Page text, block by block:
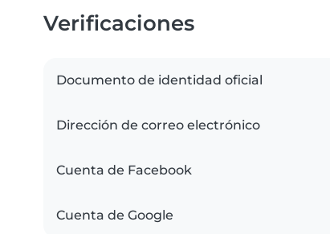
Verificaciones
Documento de identidad oficial
Dirección de correo electrónico
Cuenta de Facebook
Cuenta de Google